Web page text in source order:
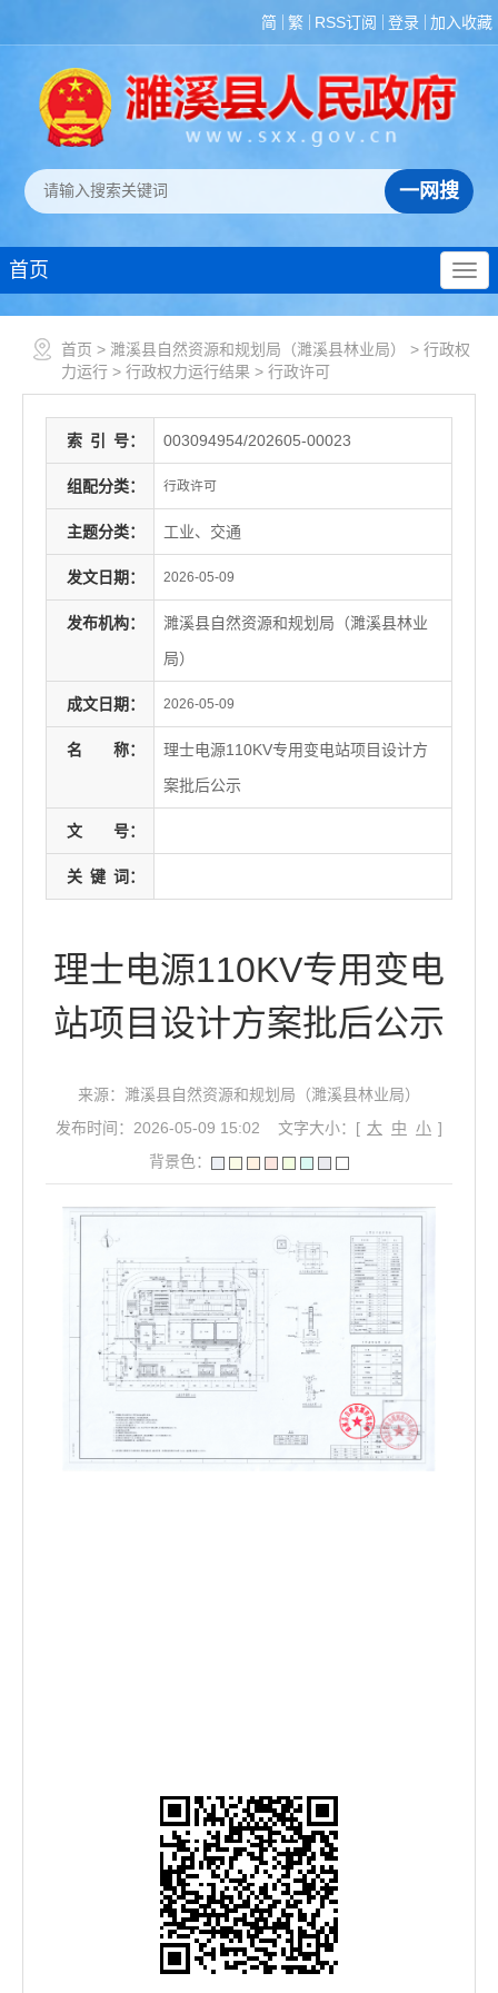
简 繁 RSS订阅 登录 加入收藏
首页
首页 > 濉溪县自然资源和规划局（濉溪县林业局） > 行政权
力运行 > 行政权力运行结果 > 行政许可
索 引 号： 003094954/202605-00023
组配分类： 行政许可
主题分类： 工业、交通
发文日期： 2026-05-09
发布机构：
濉溪县自然资源和规划局（濉溪县林业
局）
成文日期： 2026-05-09
名 称：
理士电源110KV专用变电站项目设计方
案批后公示
文 号：
关 键 词：
理士电源110KV专用变电
站项目设计方案批后公示
来源：濉溪县自然资源和规划局（濉溪县林业局）
发布时间：2026-05-09 15:02
文字大小：[ 大 中 小 ]
背景色：